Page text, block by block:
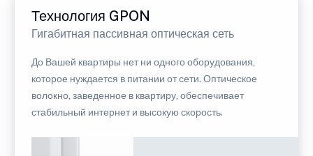
Технология GPON
Гигабитная пассивная оптическая сеть
До Вашей квартиры нет ни одного оборудования,
которое нуждается в питании от сети. Оптическое
волокно, заведенное в квартиру, обеспечивает
стабильный интернет и высокую скорость.